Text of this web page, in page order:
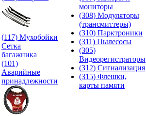
(117) Мухобойки
Сетка
багажника
(101)
Аварийные
принадлежности
мониторы
(308) Модуляторы
(трансмиттеры)
(310) Парктроники
(311) Пылесосы
(305)
Видеорегистраторы
(312) Сигнализация
(315) Флешки,
карты памяти